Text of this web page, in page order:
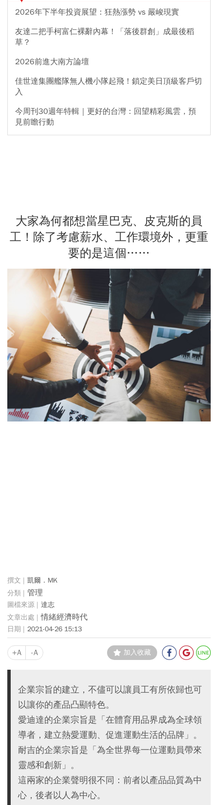
2026年下半年投資展望：狂熱漲勢 vs 嚴峻現實
友達二把手柯富仁裸辭內幕！「落後群創」成最後稻
草？
2026前進大南方論壇
佳世達集團艦隊無人機小隊起飛！鎖定美日頂級客戶切
入
今周刊30週年特輯｜更好的台灣：回望精彩風雲，預
見前瞻行動
大家為何都想當星巴克、皮克斯的員
工！除了考慮薪水、工作環境外，更重
要的是這個……
凱爾．MK
管理
達志
情緒經濟時代
2021-04-26 15:13
+A -A 加入收藏
企業宗旨的建立，不儘可以讓員工有所依歸也可
以讓你的產品凸顯特色。
愛迪達的企業宗旨是「在體育用品界成為全球領
導者，建立熱愛運動、促進運動生活的品牌」。
耐吉的企業宗旨是「為全世界每一位運動員帶來
靈感和創新」。
這兩家的企業聲明很不同：前者以產品品質為中
心，後者以人為中心。